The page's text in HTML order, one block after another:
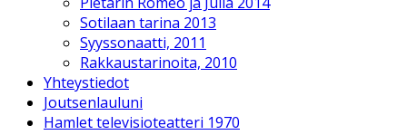
Sotilaan tarina 2013
Syyssonaatti, 2011
Rakkaustarinoita, 2010
Yhteystiedot
Joutsenlauluni
Hamlet televisioteatteri 1970